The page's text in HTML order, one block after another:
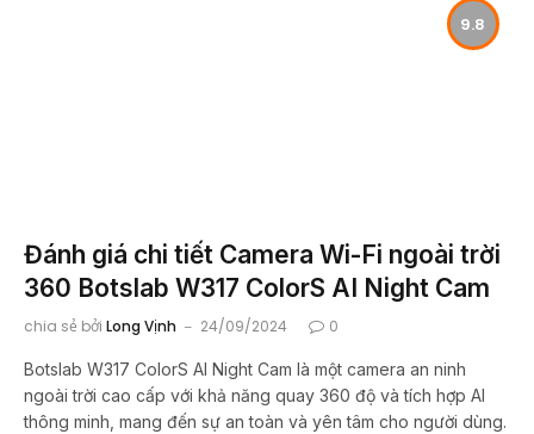
9.8
Đánh giá chi tiết Camera Wi-Fi ngoài trời
360 Botslab W317 ColorS AI Night Cam
chia sẻ bởi Long Vịnh 24/09/2024 0
Botslab W317 ColorS AI Night Cam là một camera an ninh
ngoài trời cao cấp với khả năng quay 360 độ và tích hợp AI
thông minh, mang đến sự an toàn và yên tâm cho người dùng.